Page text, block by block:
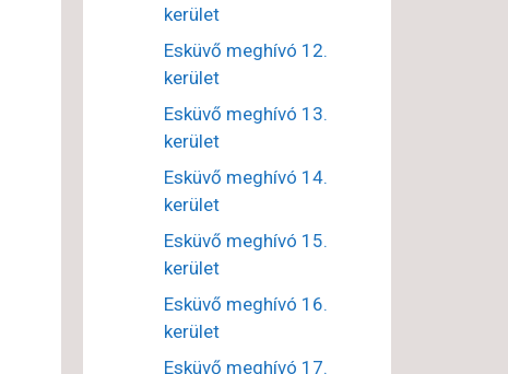
kerület
Esküvő meghívó 12.
kerület
Esküvő meghívó 13.
kerület
Esküvő meghívó 14.
kerület
Esküvő meghívó 15.
kerület
Esküvő meghívó 16.
kerület
Esküvő meghívó 17.